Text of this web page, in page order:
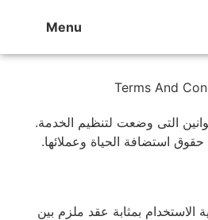
Menu
التى وضعت لتنظيم الخدمة.
استضافة الحياة وعملائها.
الاستخدام بمثابة عقد ملزم بين